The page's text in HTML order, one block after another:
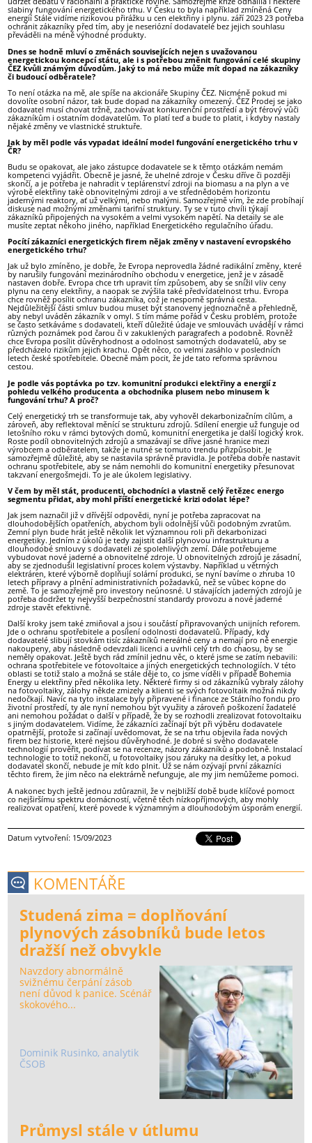
slabiny fungování energetického trhu. V Česku to byla například zmíněná Ceny
energií Stále vidíme rizikovou přirážku u cen elektřiny i plynu. září 2023 23 potřeba
ochránit zákazníky před tím, aby je neseriózní dodavatelé bez jejich souhlasu
převáděli na méně výhodné produkty.
Dnes se hodně mluví o změnách souvisejících nejen s uvažovanou
energetickou koncepcí státu, ale i s potřebou změnit fungování celé skupiny
ČEZ kvůli známým důvodům. Jaký to má nebo může mít dopad na zákazníky
či budoucí odběratele?
To není otázka na mě, ale spíše na akcionáře Skupiny ČEZ. Nicméně pokud mi
dovolíte osobní názor, tak bude dopad na zákazníky omezený. ČEZ Prodej se jako
dodavatel musí chovat tržně, zachovávat konkurenční prostředí a být férový vůči
zákazníkům i ostatním dodavatelům. To platí teď a bude to platit, i kdyby nastaly
nějaké změny ve vlastnické struktuře.
Jak by měl podle vás vypadat ideální model fungování energetického trhu v
ČR?
Budu se opakovat, ale jako zástupce dodavatele se k těmto otázkám nemám
kompetenci vyjádřit. Obecně je jasné, že uhelné zdroje v Česku dříve či později
skončí, a je potřeba je nahradit v teplárenství zdroji na biomasu a na plyn a ve
výrobě elektřiny také obnovitelnými zdroji a ve střednědobém horizontu
jadernými reaktory, ať už velkými, nebo malými. Samozřejmě vím, že zde probíhají
diskuse nad možnými změnami tarifní struktury. Ty se v tuto chvíli týkají
zákazníků připojených na vysokém a velmi vysokém napětí. Na detaily se ale
musíte zeptat někoho jiného, například Energetického regulačního úřadu.
Pocítí zákazníci energetických firem nějak změny v nastavení evropského
energetického trhu?
Jak už bylo zmíněno, je dobře, že Evropa neprovedla žádné radikální změny, které
by narušily fungování mezinárodního obchodu v energetice, jenž je v zásadě
nastaven dobře. Evropa chce trh upravit tím způsobem, aby se snížil vliv ceny
plynu na ceny elektřiny, a naopak se zvýšila také předvídatelnost trhu. Evropa
chce rovněž posílit ochranu zákazníka, což je nesporně správná cesta.
Nejdůležitější části smluv budou muset být stanoveny jednoznačně a přehledně,
aby nebyl uváděn zákazník v omyl. S tím máme pořád v Česku problém, protože
se často setkáváme s dodavateli, kteří důležité údaje ve smlouvách uvádějí v rámci
různých poznámek pod čarou či v zakuklených paragrafech a podobně. Rovněž
chce Evropa posílit důvěryhodnost a odolnost samotných dodavatelů, aby se
předcházelo rizikům jejich krachu. Opět něco, co velmi zasáhlo v posledních
letech české spotřebitele. Obecně mám pocit, že jde tato reforma správnou
cestou.
Je podle vás poptávka po tzv. komunitní produkci elektřiny a energií z
pohledu velkého producenta a obchodníka plusem nebo minusem k
fungování trhu? A proč?
Celý energetický trh se transformuje tak, aby vyhověl dekarbonizačním cílům, a
zároveň, aby reflektoval měnící se strukturu zdrojů. Sdílení energie už funguje od
letošního roku v rámci bytových domů, komunitní energetika je další logický krok.
Roste podíl obnovitelných zdrojů a smazávají se dříve jasné hranice mezi
výrobcem a odběratelem, takže je nutné se tomuto trendu přizpůsobit. Je
samozřejmě důležité, aby se nastavila správně pravidla. Je potřeba dobře nastavit
ochranu spotřebitele, aby se nám nemohli do komunitní energetiky přesunovat
takzvaní energošmejdi. To je ale úkolem legislativy.
V čem by měl stát, producenti, obchodníci a vlastně celý řetězec energo
segmentu přidat, aby mohl příští energetické krizi odolat lépe?
Jak jsem naznačil již v dřívější odpovědi, nyní je potřeba zapracovat na
dlouhodobějších opatřeních, abychom byli odolnější vůči podobným zvratům.
Zemní plyn bude hrát ještě několik let významnou roli při dekarbonizaci
energetiky. Jedním z úkolů je tedy zajistit další plynovou infrastrukturu a
dlouhodobé smlouvy s dodavateli ze spolehlivých zemí. Dále potřebujeme
vybudovat nové jaderné a obnovitelné zdroje. U obnovitelných zdrojů je zásadní,
aby se zjednodušil legislativní proces kolem výstavby. Například u větrných
elektráren, které výborně doplňují solární produkci, se nyní bavíme o zhruba 10
letech přípravy a plnění administrativních požadavků, než se vůbec kopne do
země. To je samozřejmě pro investory neúnosné. U stávajících jaderných zdrojů je
potřeba dodržet ty nejvyšší bezpečnostní standardy provozu a nové jaderné
zdroje stavět efektivně.
Další kroky jsem také zmiňoval a jsou i součástí připravovaných unijních reforem.
Jde o ochranu spotřebitele a posílení odolnosti dodavatelů. Případy, kdy
dodavatelé slibují stovkám tisíc zákazníků nereálné ceny a nemají pro ně energie
nakoupeny, aby následně odevzdali licenci a uvrhli celý trh do chaosu, by se
neměly opakovat. Ještě bych rád zmínil jednu věc, o které jsme se zatím nebavili:
ochrana spotřebitele ve fotovoltaice a jiných energetických technologiích. V této
oblasti se totiž stalo a možná se stále děje to, co jsme viděli v případě Bohemia
Energy u elektřiny před několika lety. Některé firmy si od zákazníků vybraly zálohy
na fotovoltaiky, zálohy někde zmizely a klienti se svých fotovoltaik možná nikdy
nedočkají. Navíc na tyto instalace byly připravené i finance ze Státního fondu pro
životní prostředí, ty ale nyní nemohou být využity a zároveň poškození žadatelé
ani nemohou požádat o další v případě, že by se rozhodli zrealizovat fotovoltaiku
s jiným dodavatelem. Vidíme, že zákazníci začínají být při výběru dodavatele
opatrnější, protože si začínají uvědomovat, že se na trhu objevila řada nových
firem bez historie, které nejsou důvěryhodné. Je dobré si svého dodavatele
technologií prověřit, podívat se na recenze, názory zákazníků a podobně. Instalací
technologie to totiž nekončí, u fotovoltaiky jsou záruky na desítky let, a pokud
dodavatel skončí, nebude je mít kdo plnit. Už se nám ozývají první zákazníci
těchto firem, že jim něco na elektrárně nefunguje, ale my jim nemůžeme pomoci.
A nakonec bych ještě jednou zdůraznil, že v nejbližší době bude klíčové pomoct
co nejširšímu spektru domácností, včetně těch nízkopříjmových, aby mohly
realizovat opatření, které povede k významným a dlouhodobým úsporám energií.
Datum vytvoření: 15/09/2023
KOMENTÁŘE
Studená zima = doplňování
plynových zásobníků bude letos
dražší než obvykle
Navzdory abnormálně
svižnému čerpání zásob
není důvod k panice. Scénář
skokového...
Dominik Rusinko, analytik
ČSOB
Průmysl stále v útlumu